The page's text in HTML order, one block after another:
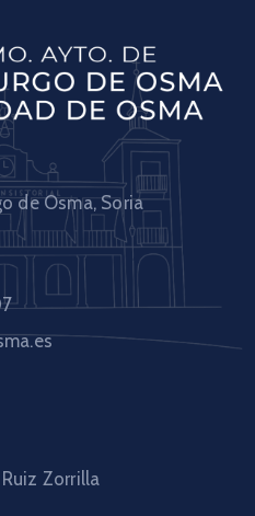
de Osma, Soria
Zorrilla